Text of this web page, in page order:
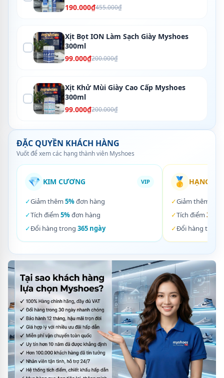
190.000₫455.000₫
Xịt Bọt ION Làm Sạch Giày Myshoes
300ml
99.000₫200.000₫
Xịt Khử Mùi Giày Cao Cấp Myshoes
300ml
99.000₫200.000₫
ĐẶC QUYỀN KHÁCH HÀNG
Vuốt để xem các hạng thành viên Myshoes
💎 KIM CƯƠNG VIP
✓Giảm thêm 5%đơn hàng
✓Tích điểm 5%đơn hàng
✓Đổi hàng trong 365 ngày
🥇 HẠNG
✓Giảm thêm
✓Tích điểm 3%
✓Đổi hàng trong